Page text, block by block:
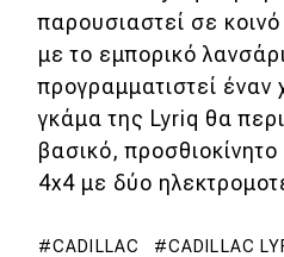
παρουσιαστεί σε
με το εμπορικό
προγραμματιστεί
γκάμα της Lyriq θα
βασικό,
4x4 με δύο
CADILLAC CADILLAC